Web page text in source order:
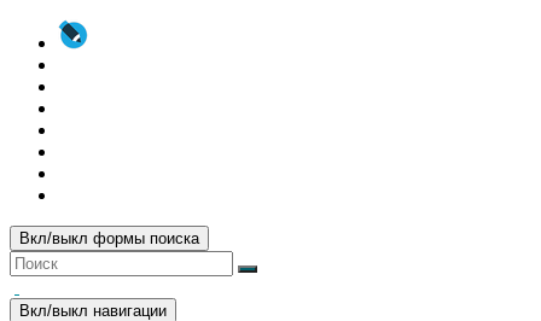
Вкл/выкл формы поиска
Вкл/выкл навигации